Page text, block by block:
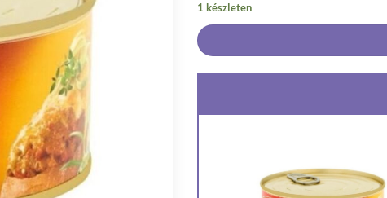
1 készleten